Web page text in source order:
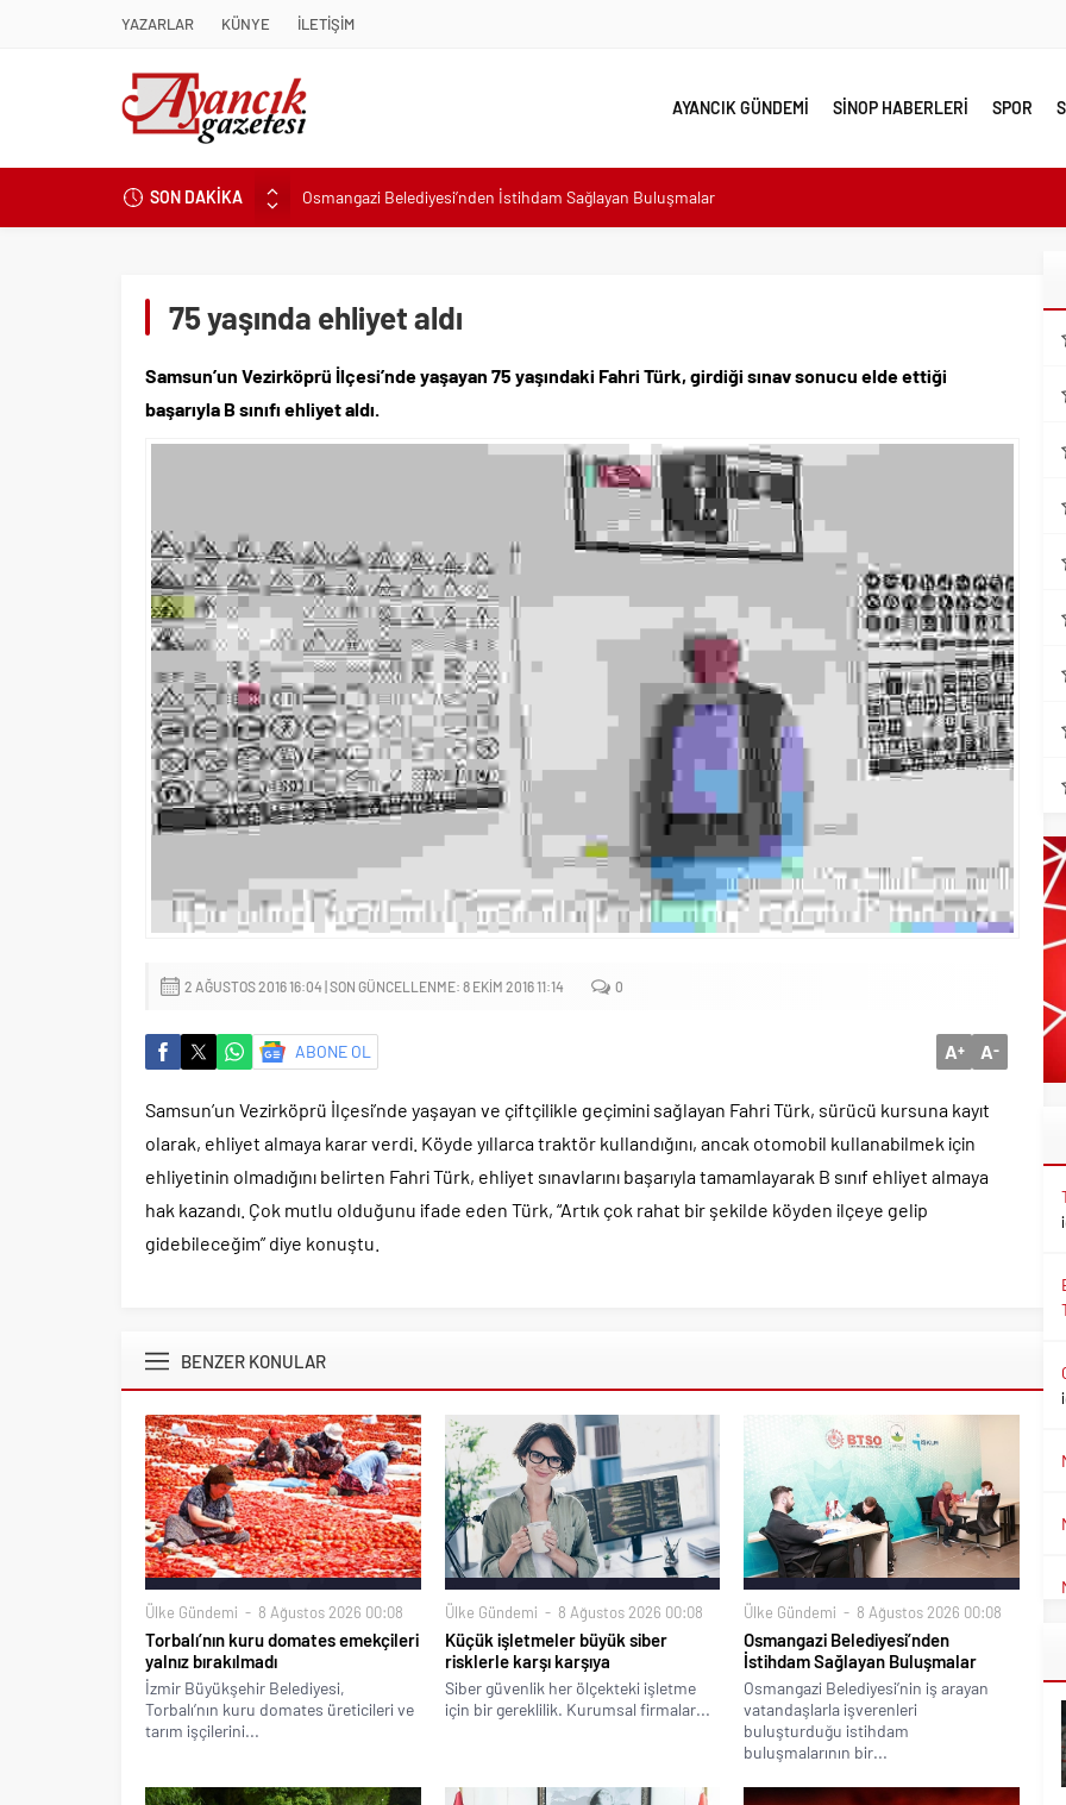
YAZARLAR KÜNYE İLETİŞİM
AYANCIK GÜNDEMİ SİNOP HABERLERİ SPOR
SON DAKİKA
Osmangazi Belediyesi’nden İstihdam Sağlayan Buluşmalar
Başkan Eşki’den Çamdibi çıkarması: “Halkımızın içinde, Bornova’nın hizmetindeyiz”
Başkan Hatice Gençay: “Didim’in Minik Ev Sahiplerine Sahip Çıkmaya Devam Edeceğiz”
K. Menderes’te AKTAŞ Bereketi
Başkan Hatice Gençay: “Didim’in Her Noktasında Gece Gündüz Sahadayız”
Başkan Çerçioğlu’ndan 7 Eylül Temalı Ödüllü Resim, Şiir ve Kompozisyon Yarışması
Başkan Hatice Gençay: “Kadınlarımızın Üretim Gücünü Destekliyoruz”
Torbalı’nın kuru domates emekçileri yalnız bırakılmadı
Küçük işletmeler büyük siber risklerle karşı karşıya
75 yaşında ehliyet aldı
Samsun’un Vezirköprü İlçesi’nde yaşayan 75 yaşındaki Fahri Türk, girdiği sınav sonucu elde ettiği
başarıyla B sınıfı ehliyet aldı.
2 AĞUSTOS 2016 16:04 | SON GÜNCELLENME: 8 EKIM 2016 11:14 0
ABONE OL A+ A-
Samsun’un Vezirköprü İlçesi’nde yaşayan ve çiftçilikle geçimini sağlayan Fahri Türk, sürücü kursuna kayıt
olarak, ehliyet almaya karar verdi. Köyde yıllarca traktör kullandığını, ancak otomobil kullanabilmek için
ehliyetinin olmadığını belirten Fahri Türk, ehliyet sınavlarını başarıyla tamamlayarak B sınıf ehliyet almaya
hak kazandı. Çok mutlu olduğunu ifade eden Türk, “Artık çok rahat bir şekilde köyden ilçeye gelip
gidebileceğim” diye konuştu.
BENZER KONULAR
Ülke Gündemi 8 Ağustos 2026 00:08
Torbalı’nın kuru domates emekçileri
yalnız bırakılmadı
İzmir Büyükşehir Belediyesi,
Torbalı’nın kuru domates üreticileri ve
tarım işçilerini...
Ülke Gündemi 8 Ağustos 2026 00:08
Küçük işletmeler büyük siber
risklerle karşı karşıya
Siber güvenlik her ölçekteki işletme
için bir gereklilik. Kurumsal firmalar...
Ülke Gündemi 8 Ağustos 2026 00:08
Osmangazi Belediyesi’nden
İstihdam Sağlayan Buluşmalar
Osmangazi Belediyesi’nin iş arayan
vatandaşlarla işverenleri
buluşturduğu istihdam
buluşmalarının bir...